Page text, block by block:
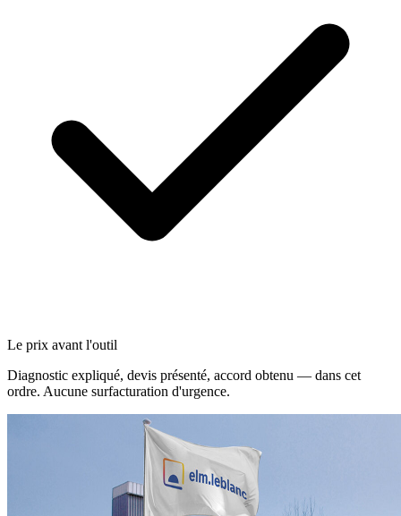
Le prix avant l'outil
Diagnostic expliqué, devis présenté, accord obtenu — dans cet
ordre. Aucune surfacturation d'urgence.